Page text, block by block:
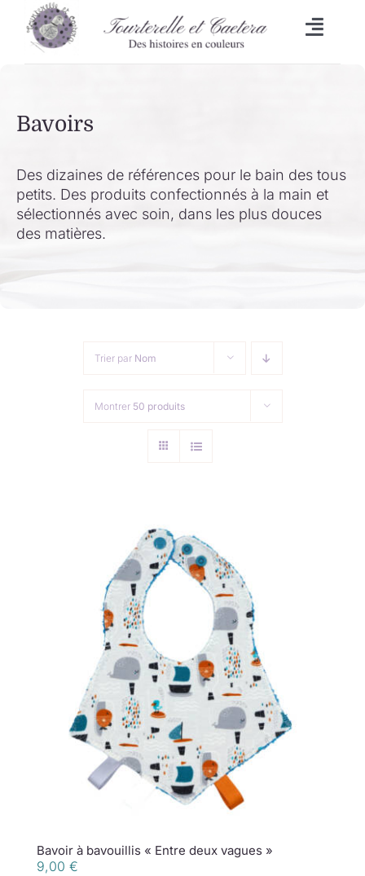
Passer
contenu
Lingettes
Bavoirs
Bavoirs
Des dizaines de références pour le bain des tous
petits. Des produits confectionnés à la main et
sélectionnés avec soin, dans les plus douces
des matières.
Trier par Nom
Montrer 50 produits
Bavoir à bavouillis « Entre deux vagues »
9,00 €